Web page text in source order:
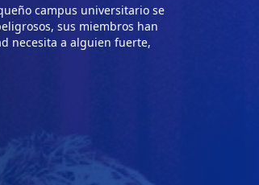
campus universitario se
sus miembros han
necesita a alguien fuerte,